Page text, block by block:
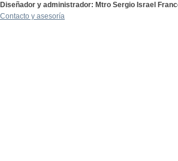
Diseñador y administrador: Mtro Sergio Israel
Contacto y asesoría